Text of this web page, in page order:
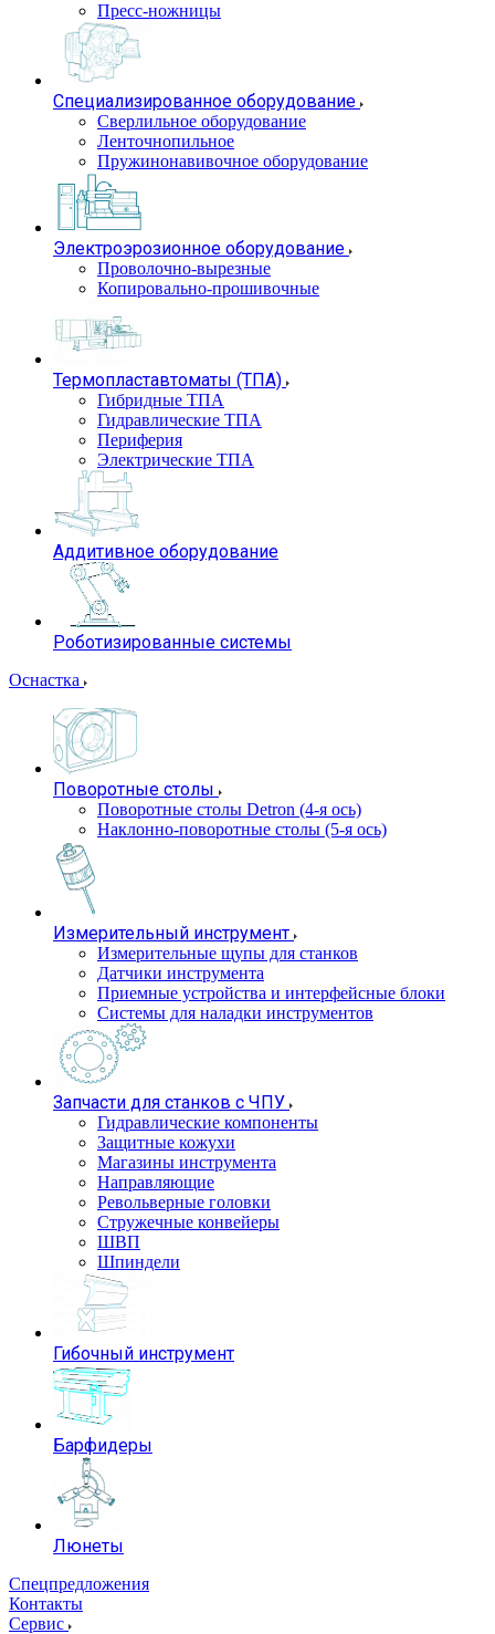
Пресс-ножницы
Специализированное оборудование
Сверлильное оборудование
Ленточнопильное
Пружинонавивочное оборудование
Электроэрозионное оборудование
Проволочно-вырезные
Копировально-прошивочные
Термопластавтоматы (ТПА)
Гибридные ТПА
Гидравлические ТПА
Периферия
Электрические ТПА
Аддитивное оборудование
Роботизированные системы
Оснастка
Поворотные столы
Поворотные столы Detron (4-я ось)
Наклонно-поворотные столы (5-я ось)
Измерительный инструмент
Измерительные щупы для станков
Датчики инструмента
Приемные устройства и интерфейсные блоки
Системы для наладки инструментов
Запчасти для станков с ЧПУ
Гидравлические компоненты
Защитные кожухи
Магазины инструмента
Направляющие
Револьверные головки
Стружечные конвейеры
ШВП
Шпиндели
Гибочный инструмент
Барфидеры
Люнеты
Спецпредложения
Контакты
Сервис